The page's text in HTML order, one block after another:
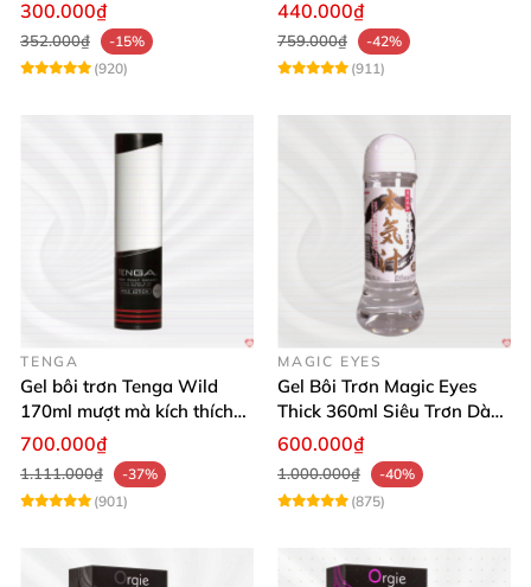
300.000₫
352.000₫
-15%
(920)
440.000₫
759.000₫
-42%
(911)
TENGA
Gel bôi trơn Tenga Wild
170ml mượt mà kích thích
cảm xúc mạnh
700.000₫
1.111.000₫
-37%
(901)
MAGIC EYES
Gel Bôi Trơn Magic Eyes
Thick 360ml Siêu Trơn Dày
Dưỡng Ẩm
600.000₫
1.000.000₫
-40%
(875)